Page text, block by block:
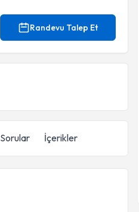
Randevu Talep Et
Sorular İçerikler